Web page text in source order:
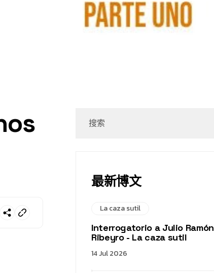
最新博文
La caza sutil
Interrogatorio a Julio Ramón
Ribeyro - La caza sutil
14 Jul 2026